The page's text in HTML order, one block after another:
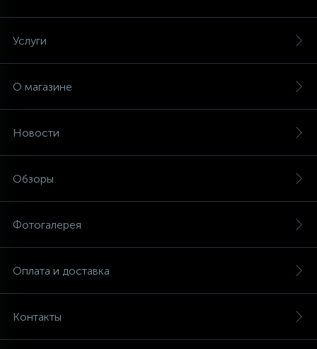
Услуги
О магазине
Новости
Обзоры
Фотогалерея
Оплата и доставка
Контакты